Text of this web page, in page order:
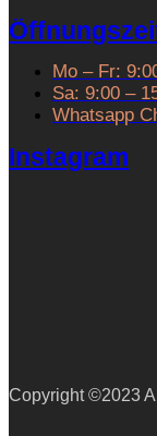
Mo – Fr:
Sa: 9:00 –
Whatsapp
Instagram
Copyright ©2023